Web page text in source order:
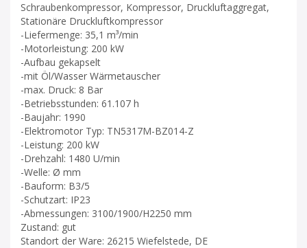
Schraubenkompressor, Kompressor, Druckluftaggregat,
Stationäre Druckluftkompressor
-Liefermenge: 35,1 m³/min
-Motorleistung: 200 kW
-Aufbau gekapselt
-mit Öl/Wasser Wärmetauscher
-max. Druck: 8 Bar
-Betriebsstunden: 61.107 h
-Baujahr: 1990
-Elektromotor Typ: TN5317M-BZ014-Z
-Leistung: 200 kW
-Drehzahl: 1480 U/min
-Welle: Ø mm
-Bauform: B3/5
-Schutzart: IP23
-Abmessungen: 3100/1900/H2250 mm
Zustand: gut
Standort der Ware: 26215 Wiefelstede, DE